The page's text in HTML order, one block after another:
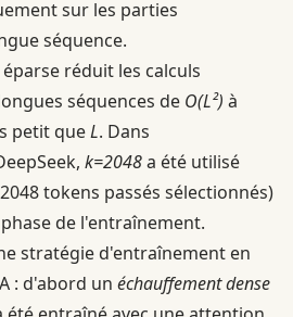
sur les parties
séquence.
réduit les calculs
séquences de O(L²) à
petit queL. Dans
k=2048a été utilisé
tokens passés sélectionnés)
de l'entraînement.
stratégie d'entraînement en
: d'abord un échauffement dense